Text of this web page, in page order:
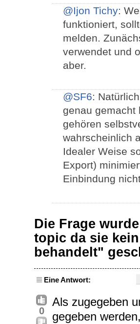
@Ijon Tichy:
funktioniert,
melden.
verwendet und
aber.
@SF6:
genau gemacht
gehören
wahrscheinlich
Idealer Weise
Export)
Einbindung
Die Frage
topic da sie
behandelt"
Eine Antwort:
0
Als zugegeben
gegeben